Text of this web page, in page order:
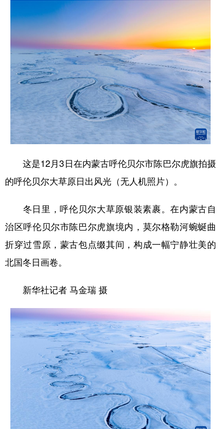
这是12月3日在内蒙古呼伦贝尔市陈巴尔虎旗拍摄
的呼伦贝尔大草原日出风光（无人机照片）。
冬日里，呼伦贝尔大草原银装素裹。在内蒙古自
治区呼伦贝尔市陈巴尔虎旗境内，莫尔格勒河蜿蜒曲
折穿过雪原，蒙古包点缀其间，构成一幅宁静壮美的
北国冬日画卷。
新华社记者 马金瑞 摄